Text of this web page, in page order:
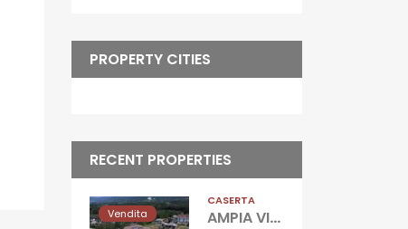
PROPERTY CITIES
RECENT PROPERTIES
Vendita
CASERTA
AMPIA VILLA CON GIARDINO Gioia Sannitica